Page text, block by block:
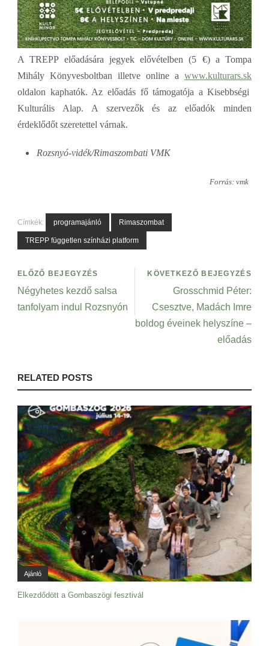
A TREPP előadására jegyek elővételben (5 €) a Tompa
Mihály Könyvesboltban illetve online a www.kulturars.sk
oldalon kaphatók. Az előadás fő támogatója a Kisebbségi
Kulturális Alap. A szervezők és az előadók minden
érdeklődőt szeretettel várnak.
Rozsnyó-vidék/Rimaszombati VMK
Forrás: vmk
Címkék: programajánló Rimaszombat
TREPP független színházi platform
ELŐZŐ BEJEGYZÉS
Négyhetes kezdő salsa
tanfolyam indul Rozsnyón
KÖVETKEZŐ BEJEGYZÉS
Grosschmid Péter:
Csesztve, Madách Imre
boldog éveinek helyszíne –
előadás
RELATED POSTS
Ajánló
Elkezdődött a Gombaszögi fesztivál